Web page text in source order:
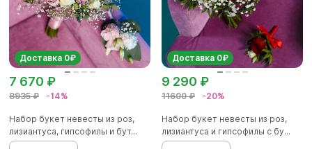
Доставка 0₽
8935 ₽ -14%
7 670 ₽
Набор букет невесты из роз,
лизиантуса, гипсофилы и бут...
Доставка 0₽
11600 ₽ -20%
9 290 ₽
Набор букет невесты из роз,
лизиантуса и гипсофилы с бу...